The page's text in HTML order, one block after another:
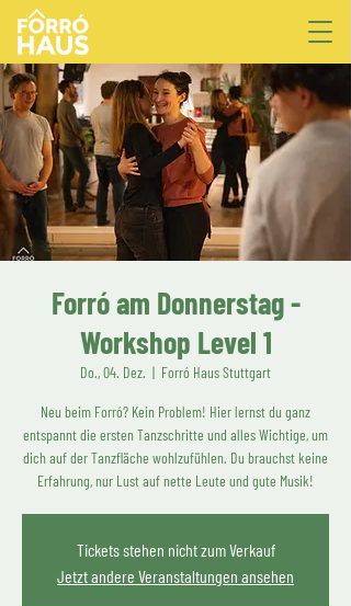
Forró am Donnerstag -
Workshop Level 1
Do., 04. Dez.
  |
Forró Haus Stuttgart
Neu beim Forró? Kein Problem! Hier lernst du ganz
entspannt die ersten Tanzschritte und alles Wichtige, um
dich auf der Tanzfläche wohlzufühlen. Du brauchst keine
Erfahrung, nur Lust auf nette Leute und gute Musik!
Tickets stehen nicht zum Verkauf
Jetzt andere Veranstaltungen ansehen